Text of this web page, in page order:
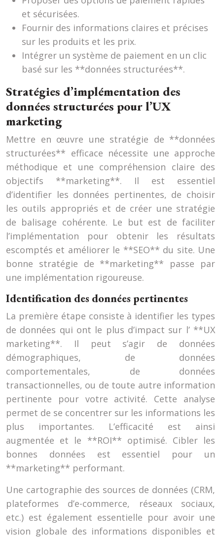
et sécurisées.
Fournir des informations claires et précises
sur les produits et les prix.
Intégrer un système de paiement en un clic
basé sur les **données structurées**.
Stratégies d’implémentation des
données structurées pour l’UX
marketing
Mettre en œuvre une stratégie de **données
structurées** efficace nécessite une approche
méthodique et une compréhension claire des
objectifs **marketing**. Il est essentiel
d’identifier les données pertinentes, de choisir
les outils appropriés et de créer une stratégie
de balisage cohérente. Le but est de faciliter
l’implémentation pour obtenir les résultats
escomptés et améliorer le **SEO** du site. Une
bonne stratégie de **marketing** passe par
une implémentation rigoureuse.
Identification des données pertinentes
La première étape consiste à identifier les types
de données qui ont le plus d’impact sur l’ **UX
marketing**. Il peut s’agir de données
démographiques, de données
comportementales, de données
transactionnelles, ou de toute autre information
pertinente pour votre activité. Cette analyse
permet de se concentrer sur les informations les
plus importantes. L’efficacité est ainsi
augmentée et le **ROI** optimisé. Cibler les
bonnes données est essentiel pour un
**marketing** performant.
Une cartographie des sources de données (CRM,
plateformes d’e-commerce, réseaux sociaux,
etc.) est également essentielle pour avoir une
vision globale des informations disponibles et